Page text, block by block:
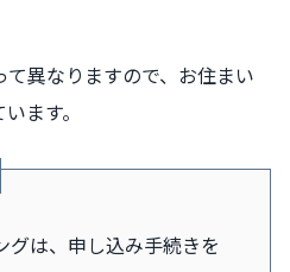
異なりますので、お住まい
ます。
グは、申し込み手続きを